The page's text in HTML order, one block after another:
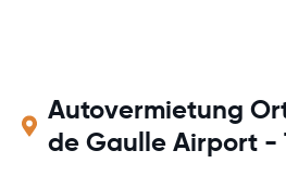
Autovermietung
de Gaulle Airport -